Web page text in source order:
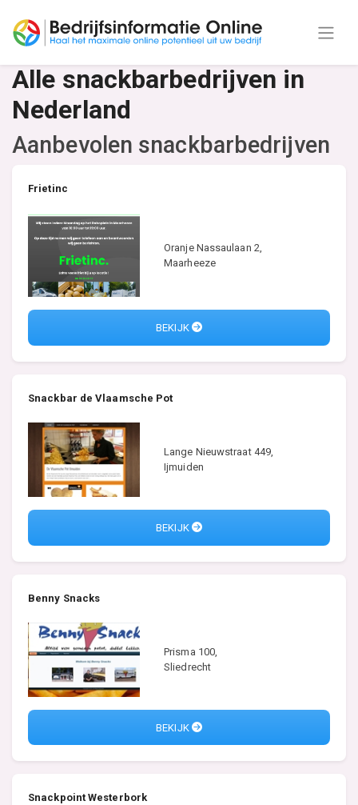
Alle snackbarbedrijven in
Nederland
Aanbevolen snackbarbedrijven
Frietinc
Oranje Nassaulaan 2,
Maarheeze
BEKIJK
Snackbar de Vlaamsche Pot
Lange Nieuwstraat 449,
Ijmuiden
BEKIJK
Benny Snacks
Prisma 100,
Sliedrecht
BEKIJK
Snackpoint Westerbork